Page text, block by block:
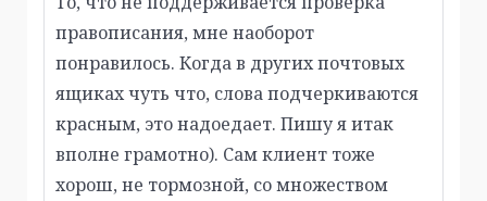
правописания, мне наоборот
понравилось. Когда в других почтовых
ящиках чуть что, слова подчеркиваются
красным, это надоедает. Пишу я итак
вполне грамотно). Сам клиент тоже
хорош, не тормозной, со множеством